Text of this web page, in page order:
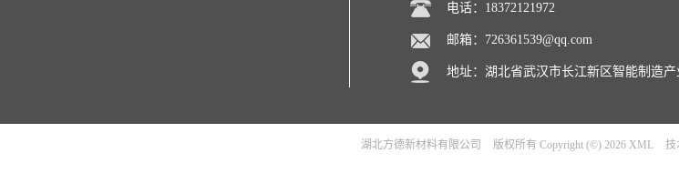
电话：18372121972
邮箱： 726361539@qq.com
地址：湖北省武汉市长江新区智能制造产
湖北方德新材料有限公司 版权所有 Copyright (©) 2026 XML 技